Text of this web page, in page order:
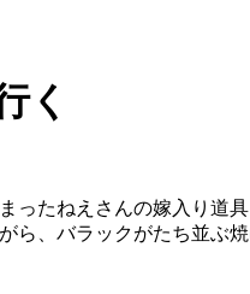
く
たねえさんの嫁入り道
、バラックがたち並ぶ